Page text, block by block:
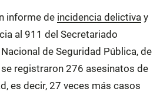
informe de incidencia delictiva y
al 911 del Secretariado
de Seguridad Pública, de
registraron 276 asesinatos de
es decir, 27 veces más casos